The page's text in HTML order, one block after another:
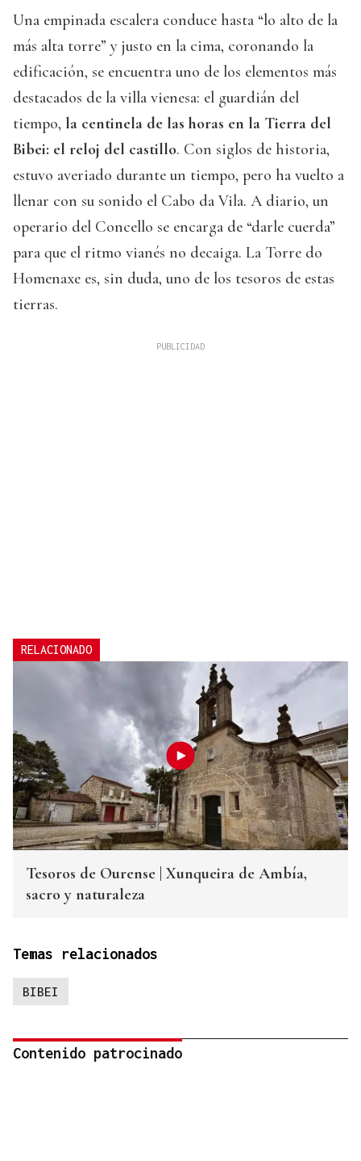
Una empinada escalera conduce hasta “lo alto de la
más alta torre” y justo en la cima, coronando la
edificación, se encuentra uno de los elementos más
destacados de la villa vienesa: el guardián del
tiempo, la centinela de las horas en la Tierra del
Bibei: el reloj del castillo. Con siglos de historia,
estuvo averiado durante un tiempo, pero ha vuelto a
llenar con su sonido el Cabo da Vila. A diario, un
operario del Concello se encarga de “darle cuerda”
para que el ritmo vianés no decaiga. La Torre do
Homenaxe es, sin duda, uno de los tesoros de estas
tierras.
RELACIONADO
Tesoros de Ourense | Xunqueira de Ambía,
sacro y naturaleza
Temas relacionados
BIBEI
Contenido patrocinado